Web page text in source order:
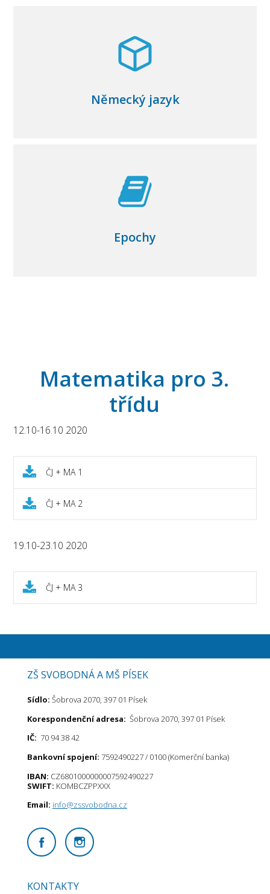
Německý jazyk
Epochy
Matematika pro 3.
třídu
12.10-16.10 2020
ČJ + MA 1
ČJ + MA 2
19.10-23.10 2020
ČJ + MA 3
ZŠ SVOBODNÁ A MŠ PÍSEK
Sídlo: Šobrova 2070, 397 01 Písek
Korespondenční adresa: Šobrova 2070, 397 01 Písek
IČ: 70 94 38 42
Bankovní spojení: 7592490227 / 0100 (Komerční banka)
IBAN: CZ6801000000007592490227
SWIFT: KOMBCZPPXXX
Email: info@zssvobodna.cz
KONTAKTY